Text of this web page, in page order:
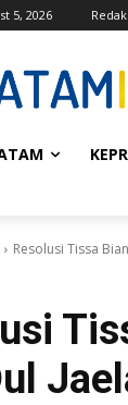
5, 2026
Resolusi Tissa